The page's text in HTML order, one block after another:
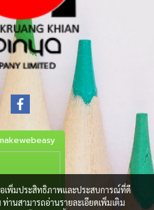
อเพิ่มประสิทธิภาพและประสบการณ์ที่ดี
ท่านสามารถอ่านรายละเอียดเพิ่มเติม